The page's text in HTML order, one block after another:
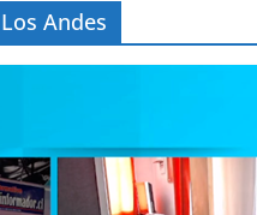
Andes